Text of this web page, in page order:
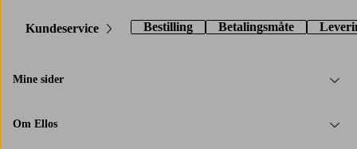
Kundeservice Bestilling Betalingsmåte
Mine sider
Om Ellos